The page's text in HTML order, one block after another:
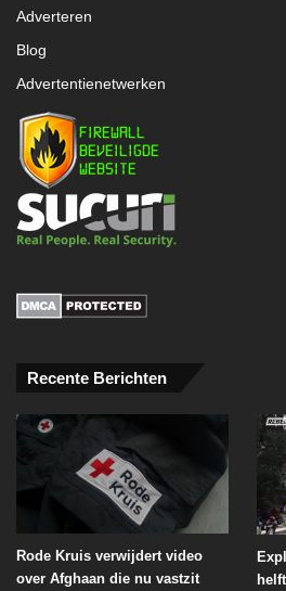
Adverteren
Blog
Advertentienetwerken
Recente Berichten
Rode Kruis verwijdert video
over Afghaan die nu vastzit